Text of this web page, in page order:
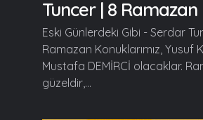
Tuncer | 8 Ramazan
Eski Günlerdeki Gibi - Serdar
Ramazan Konuklarımız, Yusuf
Mustafa DEMİRCİ olacaklar.
güzeldir,...